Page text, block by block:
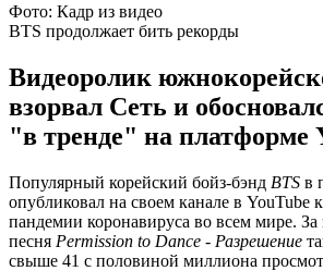
Фото: Кадр из видео
BTS продолжает бить рекорды
Видеоролик
взорвал Сеть и
"в тренде" на платформе
Популярный корейский бойз-бэнд BTS в
опубликовал на своем канале в YouTube
пандемии коронавируса во всем мире. За
песня Permission to Dance - Разрешение
свыше 41 с половиной миллиона